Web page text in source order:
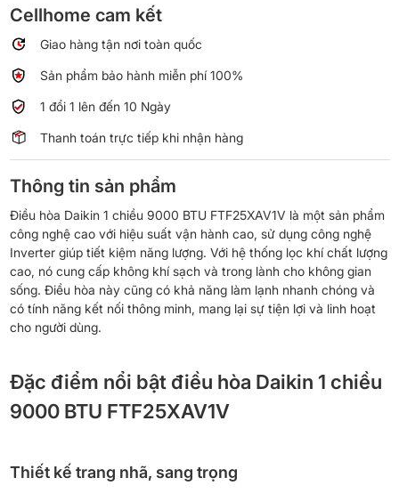
FTF25XAV1V
số
Cellhome cam kết
Giao hàng tận nơi toàn quốc
Sản phẩm bảo hành miễn phí 100%
1 đổi 1 lên đến 10 Ngày
Thanh toán trực tiếp khi nhận hàng
Thông tin sản phẩm
Điều hòa Daikin 1 chiều 9000 BTU FTF25XAV1V là một sản phẩm
công nghệ cao với hiệu suất vận hành cao, sử dụng công nghệ
Inverter giúp tiết kiệm năng lượng. Với hệ thống lọc khí chất lượng
cao, nó cung cấp không khí sạch và trong lành cho không gian
sống. Điều hòa này cũng có khả năng làm lạnh nhanh chóng và
có tính năng kết nối thông minh, mang lại sự tiện lợi và linh hoạt
cho người dùng.
Đặc điểm nổi bật điều hòa Daikin 1 chiều
9000 BTU FTF25XAV1V
Thiết kế trang nhã, sang trọng